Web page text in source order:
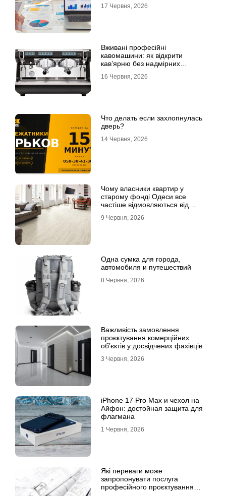
17 Червня, 2026
Вживані професійні
кавомашини: як відкрити
кав’ярню без надмірних
16 Червня, 2026
Что делать если захлопнулась
дверь?
14 Червня, 2026
Чому власники квартир у
старому фонді Одеси все
частіше відмовляються від
9 Червня, 2026
Одна сумка для города,
автомобиля и путешествий
8 Червня, 2026
Важливість замовлення
проєктування комерційних
об’єктів у досвідчених фахівців
3 Червня, 2026
iPhone 17 Pro Max и чехол на
Айфон: достойная защита для
флагмана
1 Червня, 2026
Які переваги може
запропонувати послуга
професійного проєктування